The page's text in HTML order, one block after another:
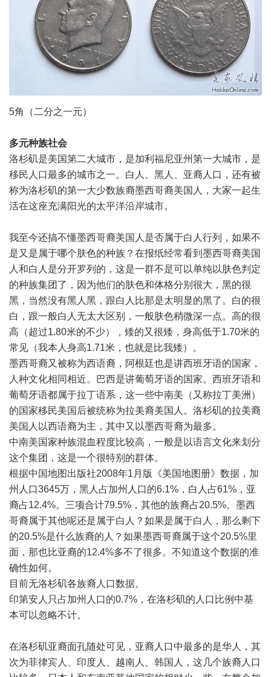
5角（二分之一元）
多元种族社会
洛杉矶是美国第二大城市，是加利福尼亚州第一大城市，是
移民人口最多的城市之一。白人、黑人、亚裔人口，还有被
称为洛杉矶的第一大少数族裔墨西哥裔美国人，大家一起生
活在这座充满阳光的太平洋沿岸城市。
我至今还搞不懂墨西哥裔美国人是否属于白人行列，如果不
是又是属于哪个肤色的种族？在报纸经常看到墨西哥裔美国
人和白人是分开罗列的，这是一群不是可以单纯以肤色判定
的种族集团了，因为他们的肤色和体格分别很大，黑的很
黑，当然没有黑人黑，跟白人比那是太明显的黑了。白的很
白，跟一般白人无太大区别，一般肤色稍微深一点。高的很
高（超过1.80米的不少），矮的又很矮，身高低于1.70米的
常见（我本人身高1.71米，也就是比我矮）。
墨西哥裔又被称为西语裔，阿根廷也是讲西班牙语的国家，
人种文化相同相近。巴西是讲葡萄牙语的国家。西班牙语和
葡萄牙语都属于拉丁语系，这一些中南美（又称拉丁美洲）
的国家移民美国后被统称为拉美裔美国人。洛杉矶的拉美裔
美国人以西语裔为主，其中又以墨西哥裔为最多。
中南美国家种族混血程度比较高，一般是以语言文化来划分
这个集团，这是一个很特别的群体。
根据中国地图出版社2008年1月版《美国地图册》数据，加
州人口3645万，黑人占加州人口的6.1%，白人占61%，亚
裔占12.4%。三项合计79.5%，其他的族裔占20.5%。墨西
哥裔属于其他呢还是属于白人？如果是属于白人，那么剩下
的20.5%是什么族裔的人？如果墨西哥裔属于这个20.5%里
面，那也比亚裔的12.4%多不了很多。不知道这个数据的准
确性如何。
目前无洛杉矶各族裔人口数据。
印第安人只占加州人口的0.7%，在洛杉矶的人口比例中基
本可以忽略不计。
在洛杉矶亚裔面孔随处可见，亚裔人口中最多的是华人，其
次为菲律宾人、印度人、越南人、韩国人，这几个族裔人口